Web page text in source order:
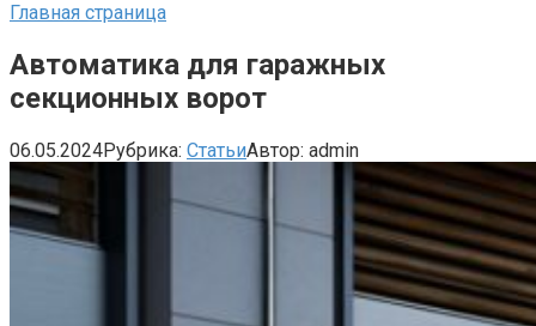
Главная страница
Автоматика для гаражных
секционных ворот
06.05.2024Рубрика: СтатьиАвтор: admin